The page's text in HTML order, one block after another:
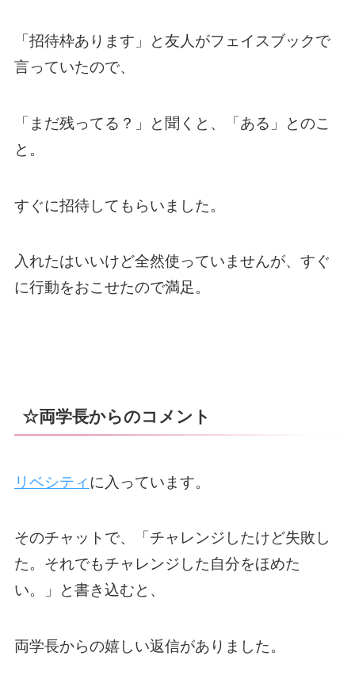
「招待枠あります」と友人がフェイスブックで
言っていたので、
「まだ残ってる？」と聞くと、「ある」とのこ
と。
すぐに招待してもらいました。
入れたはいいけど全然使っていませんが、すぐ
に行動をおこせたので満足。
☆両学長からのコメント
リベシティ に入っています。
そのチャットで、「チャレンジしたけど失敗し
た。それでもチャレンジした自分をほめた
い。」と書き込むと、
両学長からの嬉しい返信がありました。